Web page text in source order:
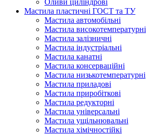
Оливи циліндрові
Мастила пластичні ГОСТ та ТУ
Мастила автомобільні
Мастила високотемпературні
Мастила залізничні
Мастила індустріальні
Мастила канатні
Мастила консерваційні
Мастила низькотемпературні
Мастила приладові
Мастила приробіткові
Мастила редукторні
Мастила універсальні
Мастила ущільнювальні
Мастила хімічностійкі